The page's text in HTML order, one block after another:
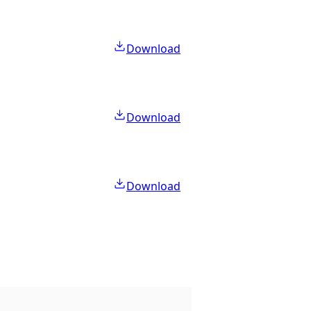
Download
Download
Download